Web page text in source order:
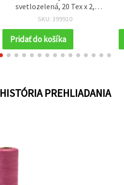
svetlozelená, 20 Tex x 2,
pevná, návin 1000 m
SKU: 399910
Pridať do košíka
HISTÓRIA PREHLIADANIA